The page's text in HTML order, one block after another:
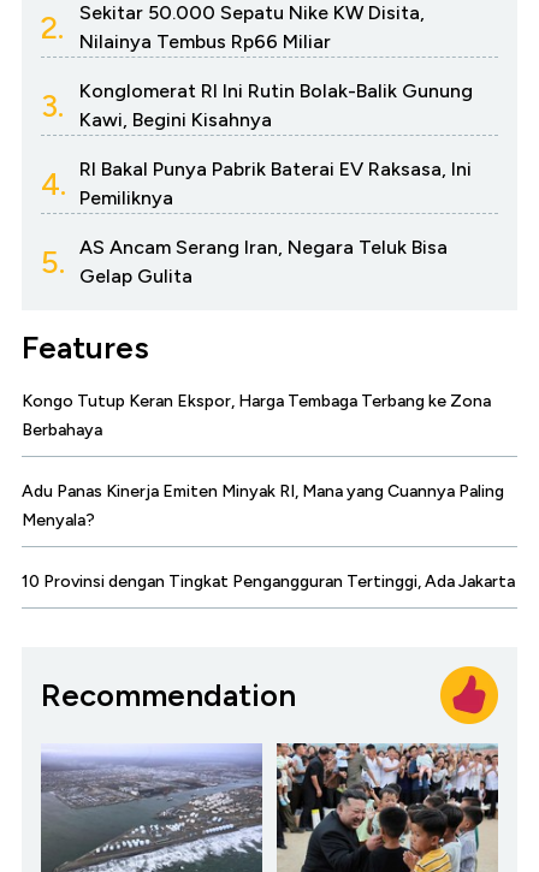
2.
Sekitar 50.000 Sepatu Nike KW Disita,
Nilainya Tembus Rp66 Miliar
3.
Konglomerat RI Ini Rutin Bolak-Balik Gunung
Kawi, Begini Kisahnya
4.
RI Bakal Punya Pabrik Baterai EV Raksasa, Ini
Pemiliknya
5.
AS Ancam Serang Iran, Negara Teluk Bisa
Gelap Gulita
Features
Kongo Tutup Keran Ekspor, Harga Tembaga Terbang ke Zona
Berbahaya
Adu Panas Kinerja Emiten Minyak RI, Mana yang Cuannya Paling
Menyala?
10 Provinsi dengan Tingkat Pengangguran Tertinggi, Ada Jakarta
Recommendation